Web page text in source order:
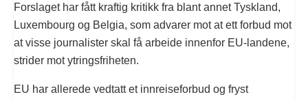
Forslaget har fått kraftig kritikk fra blant annet Tyskland,
Luxembourg og Belgia, som advarer mot at ett forbud mot
at visse journalister skal få arbeide innenfor EU-landene,
strider mot ytringsfriheten.
EU har allerede vedtatt et innreiseforbud og fryst